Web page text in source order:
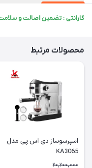
گارانتی : تضمین اصالت و سلامت
محصولات مرتبط
اسپرسوساز دی اس پی مدل
KA3065
20,200,000